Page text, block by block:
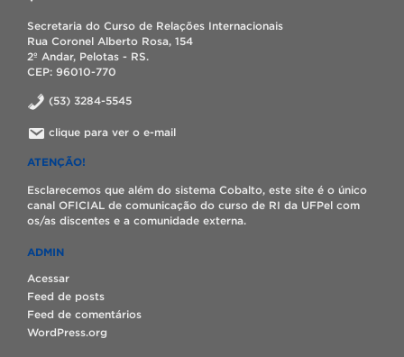
Secretaria do Curso de Relações Internacionais
Rua Coronel Alberto Rosa, 154
2º Andar, Pelotas - RS.
CEP: 96010-770
(53) 3284-5545
clique para ver o e-mail
ATENÇÃO!
Esclarecemos que além do sistema Cobalto, este site é o único
canal OFICIAL de comunicação do curso de RI da UFPel com
os/as discentes e a comunidade externa.
ADMIN
Acessar
Feed de posts
Feed de comentários
WordPress.org